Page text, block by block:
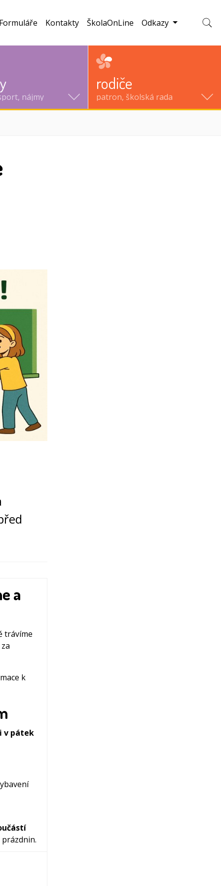
nájmy
rodiče
patron, školská rada
Formuláře Kontakty ŠkolaOnLine Odkazy
a
trávíme
k
v pátek